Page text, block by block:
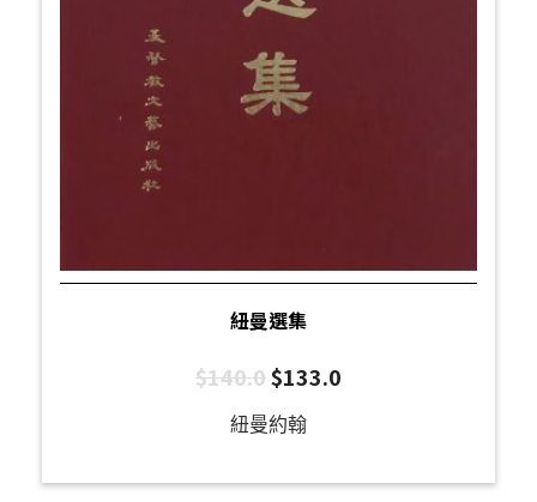
紐曼選集
$140.0$133.0
紐曼約翰